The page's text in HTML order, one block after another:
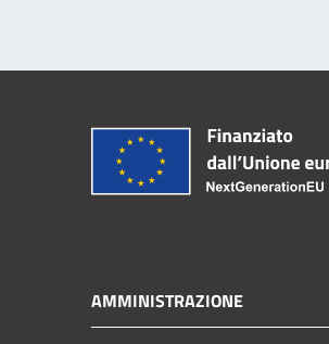
AMMINISTRAZIONE